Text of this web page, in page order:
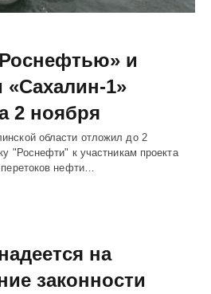
и
«Сахалин-1»
2 ноября
области отложил до 2
"Роснефти" к участникам проекта
нефти…
на
законности